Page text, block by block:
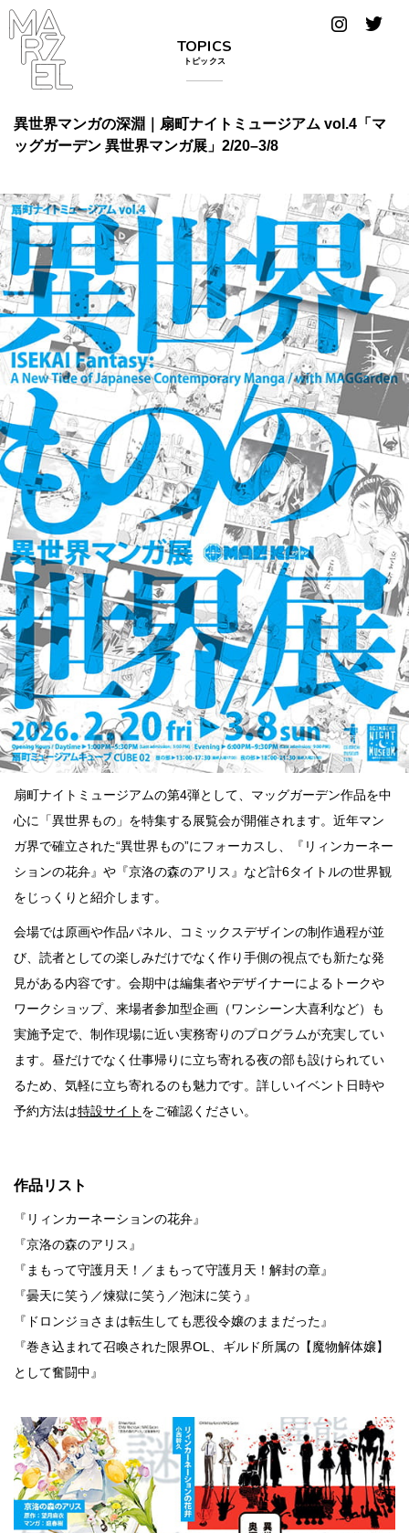
フィ
デザ
ナー
コンゴ
ブカ
ー
プール
スーツ
ンテ
ージ
写真
確認の
旅
古着
屋十四
才
叶える
阪
の文
化
とは応援
立ったら
するよう
する
筋トレ
の絵で
る
りどり
文化
頓堀
TOPICS
トピックス
異世界マンガの深淵｜扇町ナイトミュージアム vol.4「マ
ッグガーデン 異世界マンガ展」2/20–3/8
扇町ナイトミュージアムの第4弾として、マッグガーデン作品を中
心に「異世界もの」を特集する展覧会が開催されます。近年マン
ガ界で確立された“異世界もの”にフォーカスし、『リィンカーネー
ションの花弁』や『京洛の森のアリス』など計6タイトルの世界観
をじっくりと紹介します。
会場では原画や作品パネル、コミックスデザインの制作過程が並
び、読者としての楽しみだけでなく作り手側の視点でも新たな発
見がある内容です。会期中は編集者やデザイナーによるトークや
ワークショップ、来場者参加型企画（ワンシーン大喜利など）も
実施予定で、制作現場に近い実務寄りのプログラムが充実してい
ます。昼だけでなく仕事帰りに立ち寄れる夜の部も設けられてい
るため、気軽に立ち寄れるのも魅力です。詳しいイベント日時や
予約方法は特設サイト をご確認ください。
作品リスト
『リィンカーネーションの花弁』
『京洛の森のアリス』
『まもって守護月天！／まもって守護月天！解封の章』
『曇天に笑う／煉獄に笑う／泡沫に笑う』
『ドロンジョさまは転生しても悪役令嬢のままだった』
『巻き込まれて召喚された限界OL、ギルド所属の【魔物解体嬢】
として奮闘中』